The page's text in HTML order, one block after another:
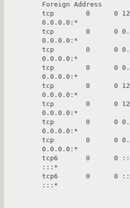
Foreign Address
tcp        0      0
0.0.0.0:*
tcp        0      0
0.0.0.0:*
tcp        0      0
0.0.0.0:*
tcp        0      0
0.0.0.0:*
tcp        0      0
0.0.0.0:*
tcp        0      0
0.0.0.0:*
tcp        0      0
0.0.0.0:*
tcp        0      0
0.0.0.0:*
tcp6       0      0
:::*
tcp6       0      0
:::*